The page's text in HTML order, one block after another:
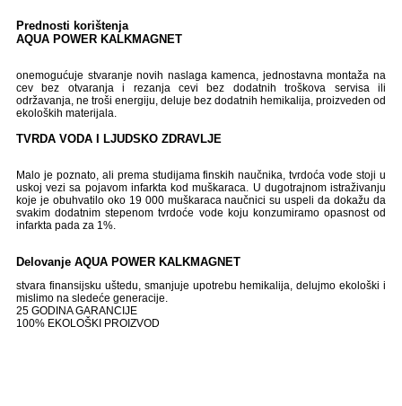
Prednosti korištenja
AQUA POWER KALKMAGNET
onemogućuje stvaranje novih naslaga kamenca, jednostavna montaža na
cev bez otvaranja i rezanja cevi bez dodatnihtroškova servisa ili
održavanja, ne troši energiju, deluje bez dodatnih hemikalija, proizveden od
ekoloških materijala.
TVRDA VODA I LJUDSKO ZDRAVLJE
Malo je poznato, ali prema studijama finskihnaučnika, tvrdoća vode stoji u
uskoj vezi sa pojavom infarkta kod muškaraca. U dugotrajnom istraživanju
koje je obuhvatilo oko 19 000 muškaraca naučnici su uspeli dadokažu da
svakim dodatnim stepenom tvrdoće vode koju konzumiramo opasnost od
infarkta pada za 1%.
Delovanje AQUA POWER KALKMAGNET
stvara finansijsku uštedu, smanjuje upotrebu hemikalija, delujmo ekološki i
mislimo na sledeće generacije.
25 GODINA GARANCIJE
100% EKOLOŠKI PROIZVOD